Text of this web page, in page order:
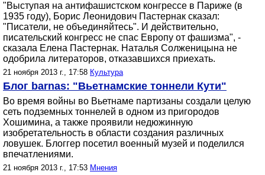
"Выступая на антифашистском конгрессе в Париже (в
1935 году), Борис Леонидович Пастернак сказал:
"Писатели, не объединяйтесь". И действительно,
писательский конгресс не спас Европу от фашизма", -
сказала Елена Пастернак. Наталья Солженицына не
одобрила литераторов, отказавшихся приехать.
21 ноября 2013 г., 17:58 Культура
Блог barnas: "Вьетнамские тоннели Кути"
Во время войны во Вьетнаме партизаны создали целую
сеть подземных тоннелей в одном из пригородов
Хошимина, а также проявили недюжинную
изобретательность в области создания различных
ловушек. Блоггер посетил военный музей и поделился
впечатлениями.
21 ноября 2013 г., 17:53 Мнения